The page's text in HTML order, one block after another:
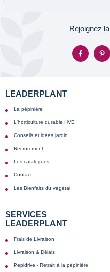
Rejoignez la
LEADERPLANT
La pépinière
L'horticulture durable HVE
Conseils et idées jardin
Recrutement
Les catalogues
Contact
Les Bienfaits du végétal
SERVICES
LEADERPLANT
Frais de Livraison
Livraison & Délais
Pepidrive - Retrait à la pépinière